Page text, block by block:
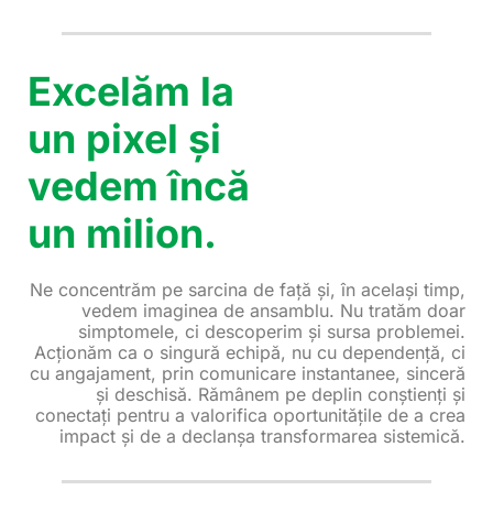
Ne concentrăm pe sarcina de față și, în același timp,
vedem imaginea de ansamblu. Nu tratăm doar
simptomele, ci descoperim și sursa problemei.
Acționăm ca o singură echipă, nu cu dependență, ci
cu angajament, prin comunicare instantanee, sinceră
și deschisă. Rămânem pe deplin conștienți și
conectați pentru a valorifica oportunitățile de a crea
impact și de a declanșa transformarea sistemică.
Excelăm la
un pixel și
vedem încă
un milion.